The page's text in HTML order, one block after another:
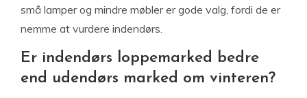
små lamper og mindre møbler er gode valg, fordi de er
nemme at vurdere indendørs.
Er indendørs loppemarked bedre
end udendørs marked om vinteren?